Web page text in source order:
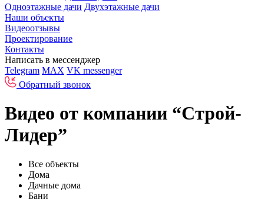
Одноэтажные дачи Двухэтажные дачи
Наши объекты
Видеоотзывы
Проектирование
Контакты
Написать в мессенджер
Telegram MAX VK messenger
Обратный звонок
Видео от компании “Строй-
Лидер”
Все объекты
Дома
Дачные дома
Бани